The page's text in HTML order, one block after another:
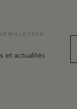
et actualités